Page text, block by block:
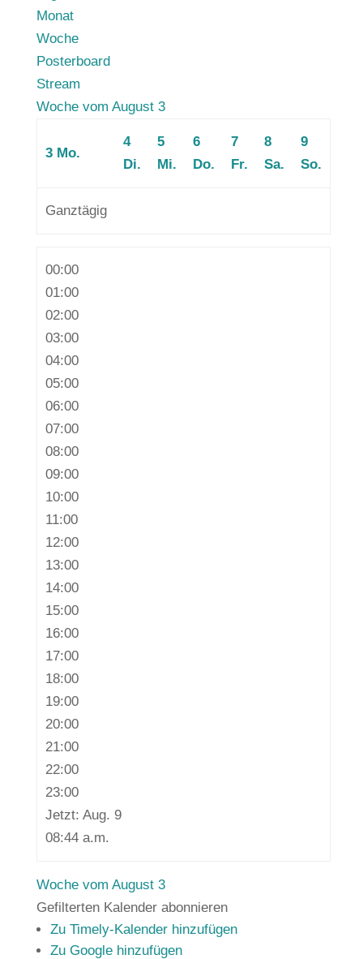
Monat
Woche
Posterboard
Stream
Woche vom August 3
3 Mo.
4
Di.
5
Mi.
6
Do.
7
Fr.
8
Sa.
9
So.
Ganztägig
00:00
01:00
02:00
03:00
04:00
05:00
06:00
07:00
08:00
09:00
10:00
11:00
12:00
13:00
14:00
15:00
16:00
17:00
18:00
19:00
20:00
21:00
22:00
23:00
Jetzt: Aug. 9
08:44 a.m.
Woche vom August 3
Gefilterten Kalender abonnieren
Zu Timely-Kalender hinzufügen
Zu Google hinzufügen